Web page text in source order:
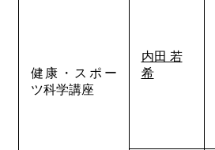
健康・スポー
ツ科学講座
内田 若
希